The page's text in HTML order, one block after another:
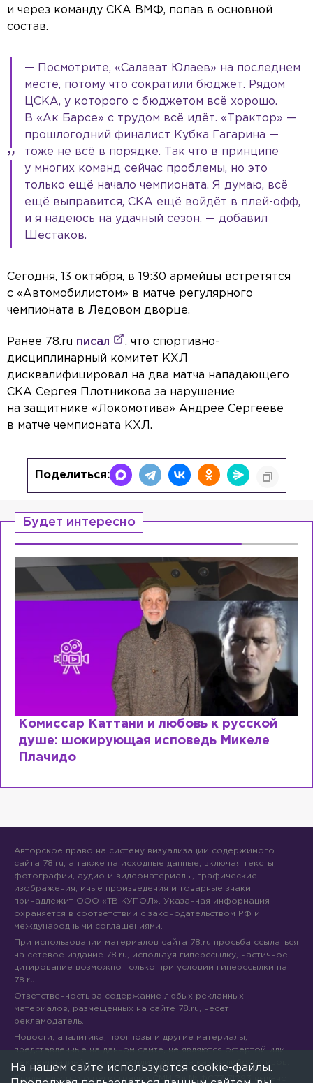
и через команду СКА ВМФ, попав в основной
состав.
— Посмотрите, «Салават Юлаев» на последнем
месте, потому что сократили бюджет. Рядом
ЦСКА, у которого с бюджетом всё хорошо.
В «Ак Барсе» с трудом всё идёт. «Трактор» —
прошлогодний финалист Кубка Гагарина —
тоже не всё в порядке. Так что в принципе
у многих команд сейчас проблемы, но это
только ещё начало чемпионата. Я думаю, всё
ещё выправится, СКА ещё войдёт в плей-офф,
и я надеюсь на удачный сезон, — добавил
Шестаков.
Сегодня, 13 октября, в 19:30 армейцы встретятся
с «Автомобилистом» в матче регулярного
чемпионата в Ледовом дворце.
Ранее 78.ru писал
, что спортивно-
дисциплинарный комитет КХЛ
дисквалифицировал на два матча нападающего
СКА Сергея Плотникова за нарушение
на защитнике «Локомотива» Андрее Сергееве
в матче чемпионата КХЛ.
Поделиться:
Будет интересно
Комиссар Каттани и любовь к русской
душе: шокирующая исповедь Микеле
Плачидо
Авторское право на систему визуализации содержимого
сайта 78.ru, а также на исходные данные, включая тексты,
фотографии, аудио и видеоматериалы, графические
изображения, иные произведения и товарные знаки
принадлежит ООО «ТВ КУПОЛ». Указанная информация
охраняется в соответствии с законодательством РФ и
международными соглашениями.
При использовании материалов сайта 78.ru просьба ссылаться
на сетевое издание 78.ru, используя гиперссылку, частичное
цитирование возможно только при условии гиперссылки на
78.ru
Ответственность за содержание любых рекламных
материалов, размещенных на сайте 78.ru, несет
рекламодатель.
Новости, аналитика, прогнозы и другие материалы,
представленные на данном сайте, не являются офертой или
рекомендацией к покупке или продаже каких-либо активов.
Свидетельство о регистрации СМИ Эл № ФС77-71293 выдано
На нашем сайте используются cookie-файлы.